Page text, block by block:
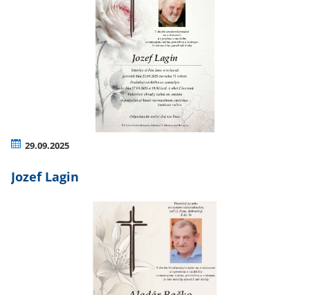
29.09.2025
Jozef Lagin